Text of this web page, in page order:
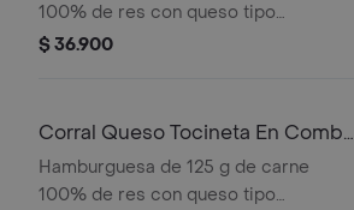
100% de res con queso tipo
mozzarella, tomate, cebolla, lechuga,
pet
$ 36.900
Corral Queso Tocineta En Combo
Turbo
Hamburguesa de 125 g de carne
100% de res con queso tipo